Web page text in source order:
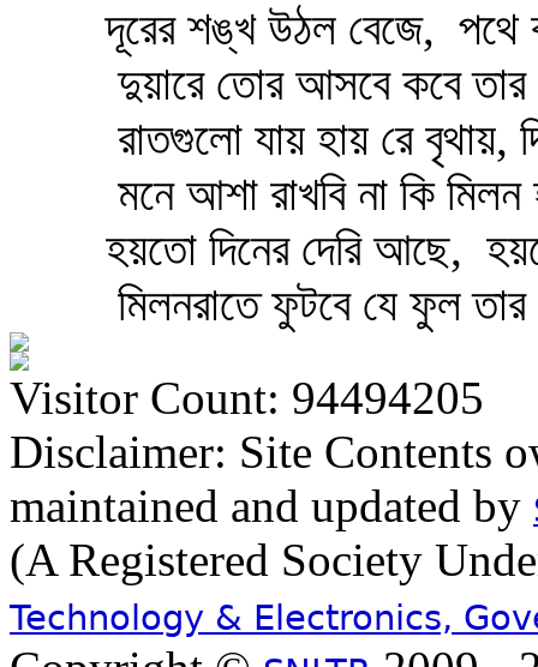
দূরের শঙ্খ উঠল বেজে, পথে
দুয়ারে তোর আসবে কবে তার
রাতগুলো যায় হায় রে বৃথায়,
মনে আশা রাখবি না কি মিলন
হয়তো দিনের দেরি আছে,
মিলনরাতে ফুটবে যে ফুল তার
Visitor Count: 94494205
Disclaimer: Site Contents
maintained and updated by
(A Registered Society
Technology & Electronics,